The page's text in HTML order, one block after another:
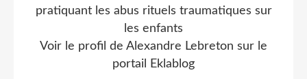
pratiquant les abus rituels traumatiques sur
les enfants
Voir le profil de Alexandre Lebreton sur le
portail Eklablog